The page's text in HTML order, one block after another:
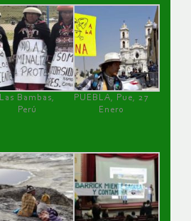
Las Bambas,
Perú
PUEBLA, Pue, 27
Enero